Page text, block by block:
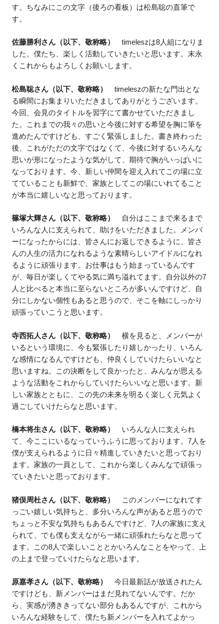
す。ちなみにこの文字（後ろの看板）は松島聡の直筆で
す。
佐藤勝利さん（以下、敬称略）
timeleszは8人組になりま
した。僕たち、楽しく活動していきたいと思います。末永
くこれからもよろしくお願いします。
松島聡さん（以下、敬称略）
timeleszの新たな門出とな
る瞬間にお集まりいただきましてありがとうございます。
今回、会見のタイトルを習字にて書かせていただきまし
た。これまでの我々の思いと今後に対する希望を胸に筆を
進めたんですけども、すごく緊張しました。書き終わった
後、これがただの文字ではなくて、今後に対するいろんな
思いが形になったような気がして、期待で胸がいっぱいに
なっております。今、新しい仲間を迎え入れてこの場に立
てていることも新鮮で、家族としてこの場にいれてること
が本当に嬉しいなと思っております。
篠塚大輝さん（以下、敬称略）
自分はここまで来るまで
いろんな人に支えられて、助けをいただきました。メンバ
ーになったからには、皆さんにお返しできるように、皆さ
んの人生の活力になれるような素晴らしいアイドルになれ
るように頑張ります。お仕事はもう始まっているんです
が、毎日が楽しくてやる気に満ち溢れてます。自分以外の7
人と比べると本当に至らないところが多いんですけど、自
分にしかない個性もあると思うので、そこを軸にしっかり
頑張っていこうと思います。
寺西拓人さん（以下、敬称略）
横を見ると、メンバーが
いるという環境に、今も緊張したり嬉しかったり、いろん
な感情になるんですけども、仲良くしていけたらいいなと
思いますね。この決断をして良かったと、みんなが思える
ような活動をこれからしていけたらいいなと思います。新
しい家族とともに、この先の未来を明るく楽しく元気よく
過ごしていけたらなと思います。
橋本将生さん（以下、敬称略）
いろんな人に支えられ
て、今ここにいるなっていうふうに思っております。7人を
僕が支えられるように日々精進していきたいと思っており
ます。家族の一員として、これから楽しくみんなで頑張っ
ていきたいと思っております。
猪俣周杜さん（以下、敬称略）
このメンバーになれてす
っごい嬉しい気持ちと、多分いろんな声があると思うので
ちょっと不安な気持ちもあるんですけど、7人の家族に支え
られて、でも僕も支えながら一緒に頑張れたらなと思って
ます。この8人で楽しいこととかいろんなことをやって、上
の上まで登っていけたらなと思います。
原嘉孝さん（以下、敬称略）
今日最新話が放送されたん
ですけども、新メンバーはまだ見れてないんです。だか
ら、実感が湧ききってない部分もあるんですが、これから
いろんな経験をして、僕たち新メンバーを入れてよかっ